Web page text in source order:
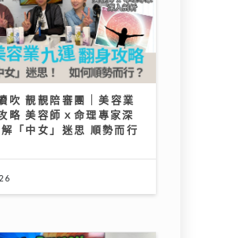
吹 靚靚陪審團 | 美容業
略 美容師ｘ命理專家深
「中女」迷思 順勢而行